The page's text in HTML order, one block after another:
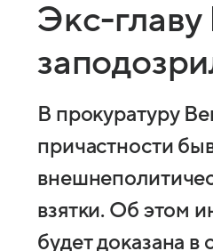
Экс-
В прокуратуру
причастности
взятки. Об этом
будет доказана